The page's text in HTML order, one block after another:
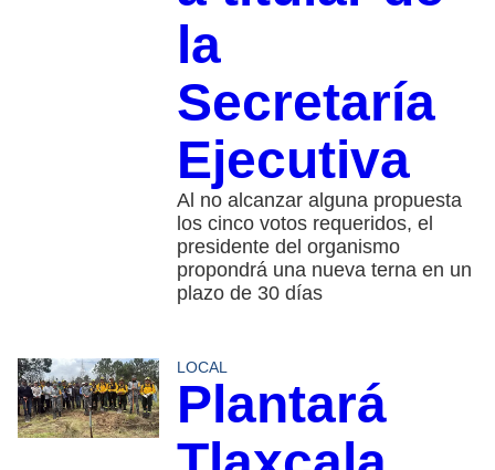
la
Secretaría
Ejecutiva
Al no alcanzar alguna propuesta
los cinco votos requeridos, el
presidente del organismo
propondrá una nueva terna en un
plazo de 30 días
LOCAL
Plantará